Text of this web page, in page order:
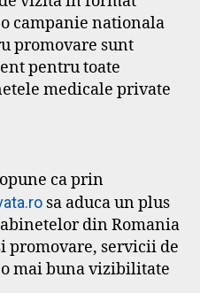
campanie nationala
promovare sunt
pentru toate
medicale private
ca prin
sa aduca un plus
din Romania
servicii de
mai buna vizibilitate